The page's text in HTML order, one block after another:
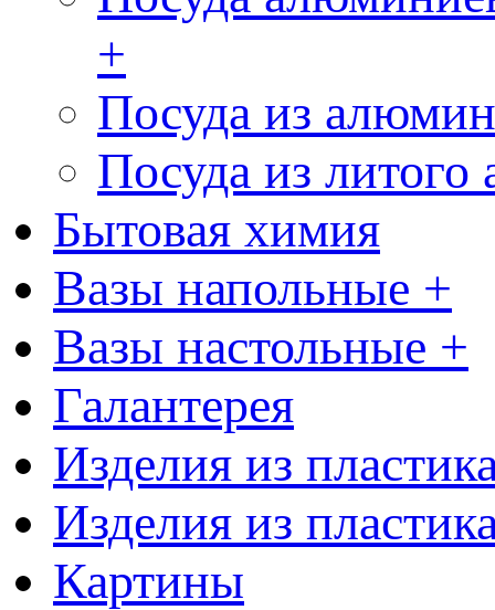
+
Посуда из
Посуда из
Бытовая химия
Вазы напольные +
Вазы настольные +
Галантерея
Изделия из
Изделия из
Картины